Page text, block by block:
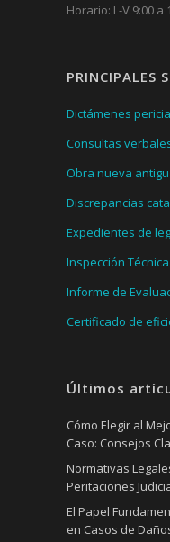
Horario: L-V 9:00 a
PRINCIPALES
Dictámenes
Consultas
Obra nueva
Discrepancias
Expedientes de
Inspección
Informe de
Certificado de
Últimos
Cómo Elegir al
Caso: Consejos
Normativas
Peritaciones
El Papel
en Casos de